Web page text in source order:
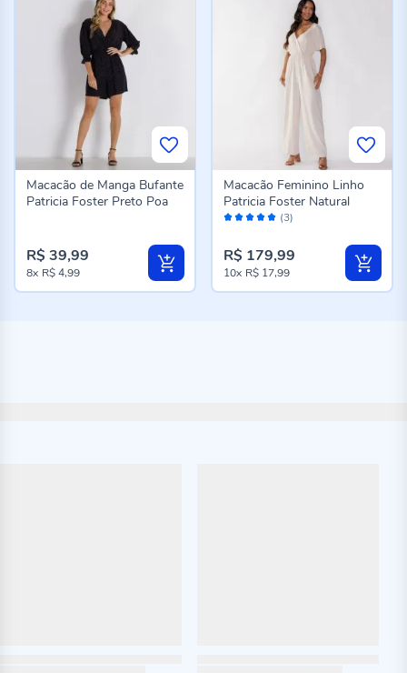
Macacão de Manga Bufante
Patricia Foster Preto Poa
R$ 39,99
8x R$ 4,99
Avaliação: (3)
Macacão Feminino Linho
Patricia Foster Natural
R$ 179,99
10x R$ 17,99